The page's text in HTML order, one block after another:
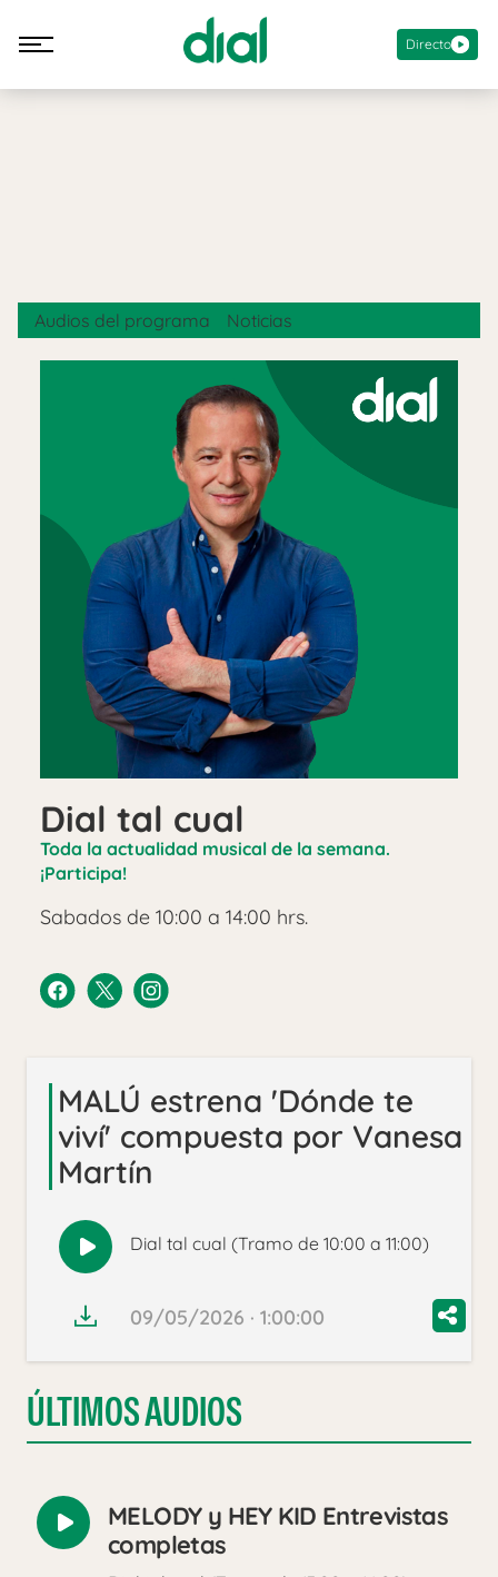
Directo
Dial tal cual
Toda la actualidad musical de la semana.
¡Participa!
Sabados de 10:00 a 14:00 hrs.
Audios del programa Noticias
MALÚ estrena 'Dónde te
viví' compuesta por Vanesa
Martín
Reproducir
audio
Dial tal cual (Tramo de 10:00 a 11:00)
09/05/2026 · 1:00:00
ÚLTIMOS AUDIOS
Reproducir
audio
MELODY y HEY KID Entrevistas
completas